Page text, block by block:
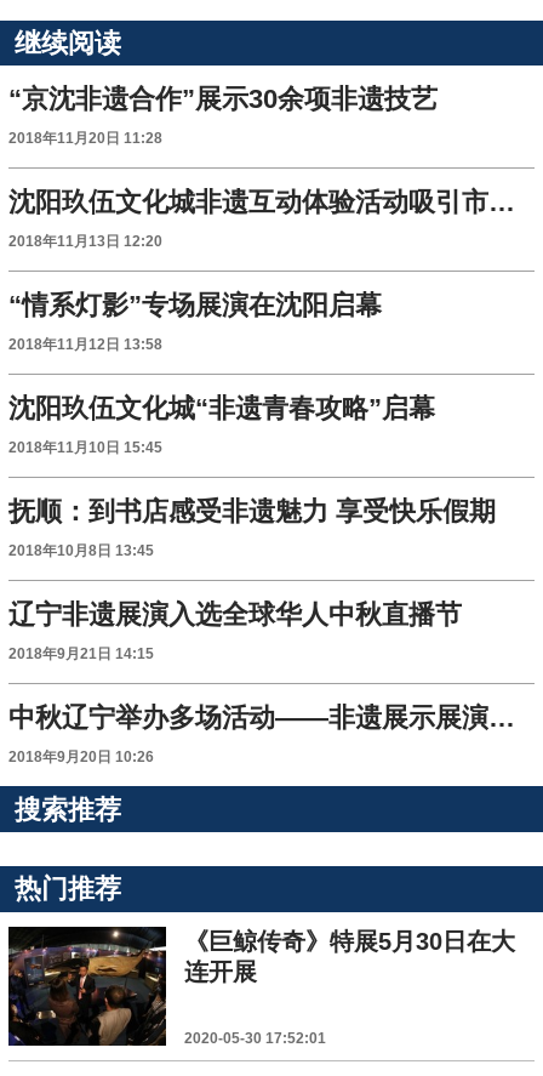
继续阅读
“京沈非遗合作”展示30余项非遗技艺
2018年11月20日 11:28
沈阳玖伍文化城非遗互动体验活动吸引市民驻足观看
2018年11月13日 12:20
“情系灯影”专场展演在沈阳启幕
2018年11月12日 13:58
沈阳玖伍文化城“非遗青春攻略”启幕
2018年11月10日 15:45
抚顺：到书店感受非遗魅力 享受快乐假期
2018年10月8日 13:45
辽宁非遗展演入选全球华人中秋直播节
2018年9月21日 14:15
中秋辽宁举办多场活动——非遗展示展演天天有好“戏”
2018年9月20日 10:26
搜索推荐
热门推荐
《巨鲸传奇》特展5月30日在大
连开展
2020-05-30 17:52:01